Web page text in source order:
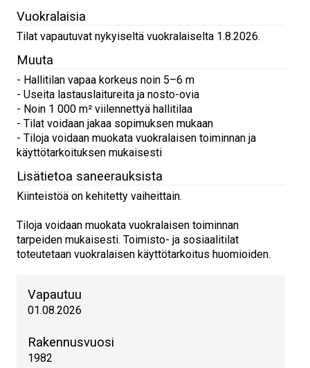
Vuokralaisia
Tilat vapautuvat nykyiseltä vuokralaiselta 1.8.2026.
Muuta
- Hallitilan vapaa korkeus noin 5–6 m
- Useita lastauslaitureita ja nosto-ovia
- Noin 1 000 m² viilennettyä hallitilaa
- Tilat voidaan jakaa sopimuksen mukaan
- Tiloja voidaan muokata vuokralaisen toiminnan ja
käyttötarkoituksen mukaisesti
Lisätietoa saneerauksista
Kiinteistöä on kehitetty vaiheittain.
Tiloja voidaan muokata vuokralaisen toiminnan
tarpeiden mukaisesti. Toimisto- ja sosiaalitilat
toteutetaan vuokralaisen käyttötarkoitus huomioiden.
Vapautuu
01.08.2026
Rakennusvuosi
1982